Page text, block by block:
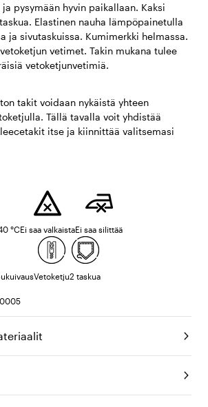
pysymään hyvin paikallaan. Kaksi
Elastinen nauha lämpöpainetulla
ja sivutaskuissa. Kumimerkki helmassa.
vetimet. Takin mukana tulee
vetoketjunvetimiä.
takit voidaan nykäistä yhteen
Tällä tavalla voit yhdistää
itse ja kiinnittää valitsemasi
°CEi saa valkaistaEi saa silittää
Vetoketju2 taskua